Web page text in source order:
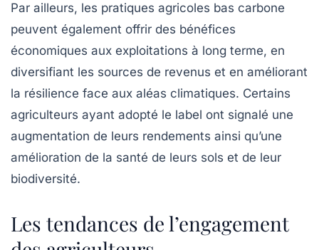
Par ailleurs, les pratiques agricoles bas carbone
peuvent également offrir des bénéfices
économiques aux exploitations à long terme, en
diversifiant les sources de revenus et en améliorant
la résilience face aux aléas climatiques. Certains
agriculteurs ayant adopté le label ont signalé une
augmentation de leurs rendements ainsi qu’une
amélioration de la santé de leurs sols et de leur
biodiversité.
Les tendances de l’engagement